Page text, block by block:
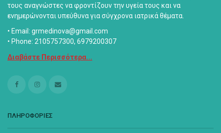
τους αναγνώστες να φροντίζουν την υγεία τους και να
ενημερώνονται υπεύθυνα για σύγχρονα ιατρικά θέματα.
• Email: grmedinova@gmail.com
• Phone: 2105757300, 6979200307
Διαβάστε Περισσότερα...
ΠΛΗΡΟΦΟΡΙΕΣ